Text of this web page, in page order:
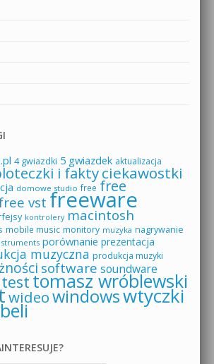
4 gwiazdki 5 gwiazdek aktualizacja
i faktyciekawostki
domowe studio free free
vst freeware
kontrolery macintosh
mobile music monitory muzyka nagrywanie
porównanie prezentacja
muzyczna produkcja muzyki
software soundware
testtomasz wróblewski
wideowindowswtyczki